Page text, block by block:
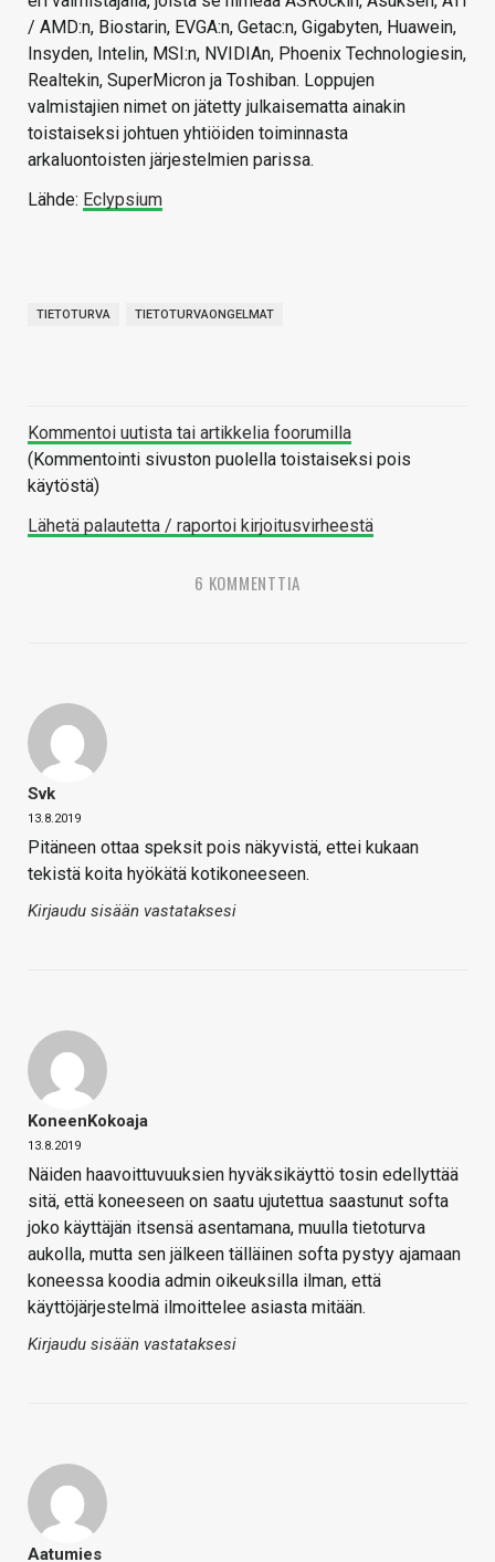
/ AMD:n, Biostarin, EVGA:n, Getac:n, Gigabyten, Huawein,
Insyden, Intelin, MSI:n, NVIDIAn, Phoenix Technologiesin,
Realtekin, SuperMicron ja Toshiban. Loppujen
valmistajien nimet on jätetty julkaisematta ainakin
toistaiseksi johtuen yhtiöiden toiminnasta
arkaluontoisten järjestelmien parissa.
Lähde: Eclypsium
TIETOTURVA TIETOTURVAONGELMAT
Kommentoi uutista tai artikkelia foorumilla
(Kommentointi sivuston puolella toistaiseksi pois
käytöstä)
Lähetä palautetta / raportoi kirjoitusvirheestä
6 KOMMENTTIA
Svk
13.8.2019
Pitäneen ottaa speksit pois näkyvistä, ettei kukaan
tekistä koita hyökätä kotikoneeseen.
Kirjaudu sisään vastataksesi
KoneenKokoaja
13.8.2019
Näiden haavoittuvuuksien hyväksikäyttö tosin edellyttää
sitä, että koneeseen on saatu ujutettua saastunut softa
joko käyttäjän itsensä asentamana, muulla tietoturva
aukolla, mutta sen jälkeen tälläinen softa pystyy ajamaan
koneessa koodia admin oikeuksilla ilman, että
käyttöjärjestelmä ilmoittelee asiasta mitään.
Kirjaudu sisään vastataksesi
Aatumies